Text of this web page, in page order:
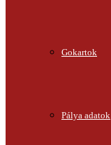
Gokartok
Pálya adatok